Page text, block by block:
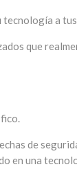
tecnología a
que
de
en una